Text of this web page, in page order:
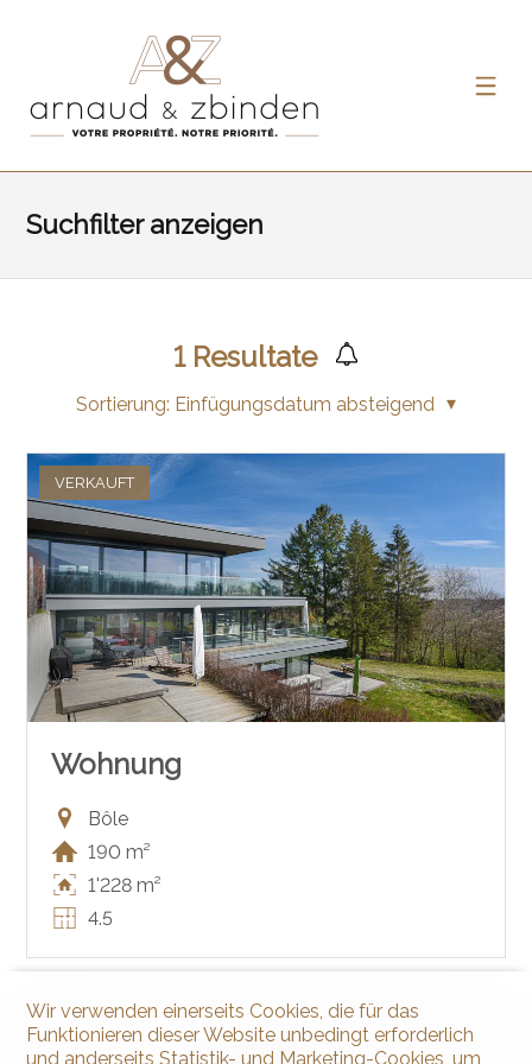
Suchfilter anzeigen
1Resultate
Sortierung: Einfügungsdatum absteigend
VERKAUFT
Wohnung
Bôle
190 m²
1'228 m²
4.5
Wir verwenden einerseits Cookies, die für das
Funktionieren dieser Website unbedingt erforderlich
und anderseits Statistik- und Marketing-Cookies, um